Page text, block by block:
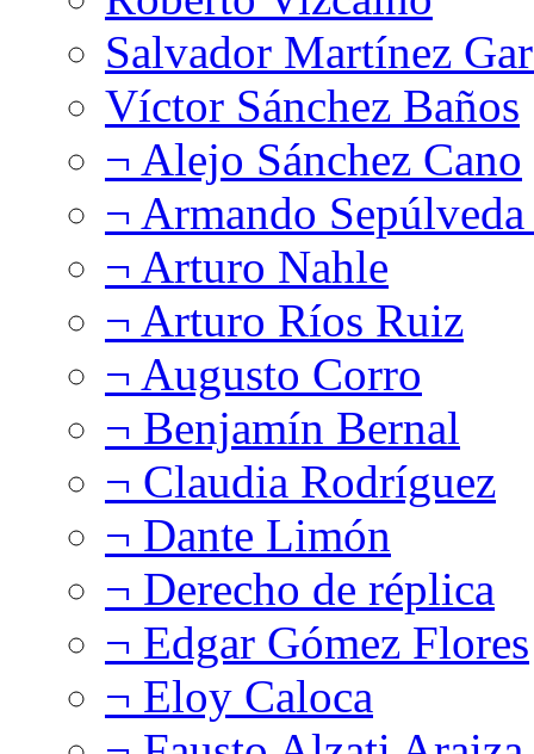
Salvador Martínez
Víctor Sánchez Baños
¬ Alejo Sánchez Cano
¬ Armando
¬ Arturo Nahle
¬ Arturo Ríos Ruiz
¬ Augusto Corro
¬ Benjamín Bernal
¬ Claudia Rodríguez
¬ Dante Limón
¬ Derecho de réplica
¬ Edgar Gómez Flores
¬ Eloy Caloca